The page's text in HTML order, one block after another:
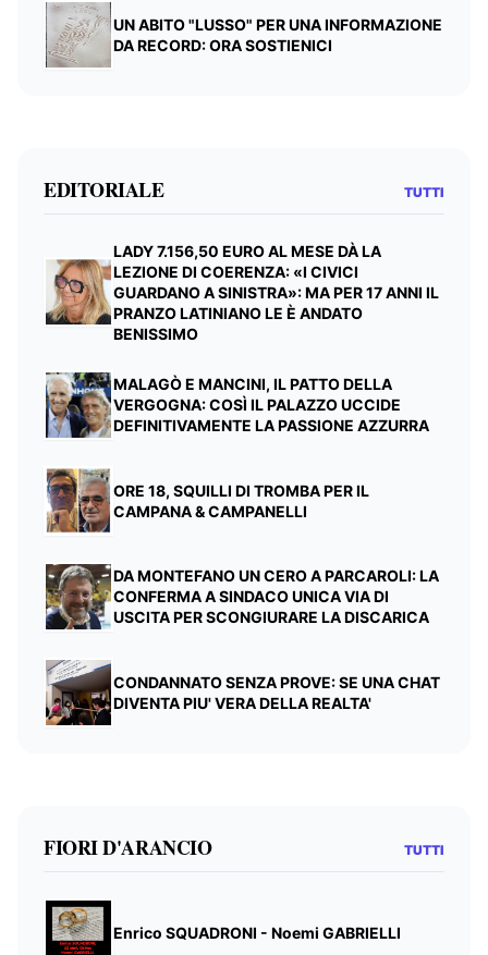
UN ABITO "LUSSO" PER UNA INFORMAZIONE
DA RECORD: ORA SOSTIENICI
EDITORIALE TUTTI
LADY 7.156,50 EURO AL MESE DÀ LA
LEZIONE DI COERENZA: «I CIVICI
GUARDANO A SINISTRA»: MA PER 17 ANNI IL
PRANZO LATINIANO LE È ANDATO
BENISSIMO
MALAGÒ E MANCINI, IL PATTO DELLA
VERGOGNA: COSÌ IL PALAZZO UCCIDE
DEFINITIVAMENTE LA PASSIONE AZZURRA
ORE 18, SQUILLI DI TROMBA PER IL
CAMPANA & CAMPANELLI
DA MONTEFANO UN CERO A PARCAROLI: LA
CONFERMA A SINDACO UNICA VIA DI
USCITA PER SCONGIURARE LA DISCARICA
CONDANNATO SENZA PROVE: SE UNA CHAT
DIVENTA PIU' VERA DELLA REALTA'
FIORI D'ARANCIO TUTTI
Enrico SQUADRONI - Noemi GABRIELLI